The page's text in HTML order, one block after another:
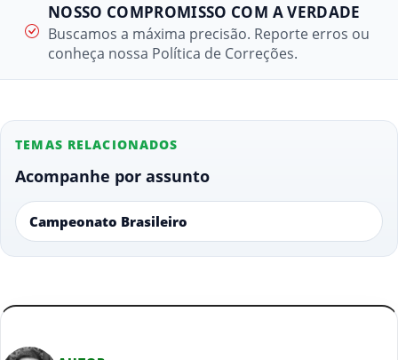
NOSSO COMPROMISSO COM A VERDADE
Buscamos a máxima precisão. Reporte erros ou
conheça nossa Política de Correções.
TEMAS RELACIONADOS
Acompanhe por assunto
Campeonato Brasileiro